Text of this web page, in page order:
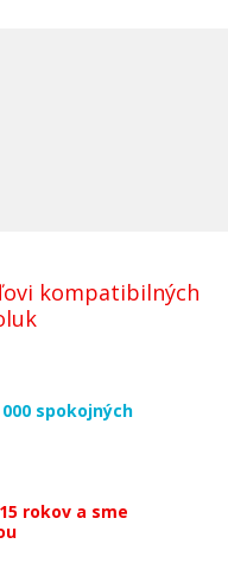
kompatibilných
000 spokojných
rokov a sme